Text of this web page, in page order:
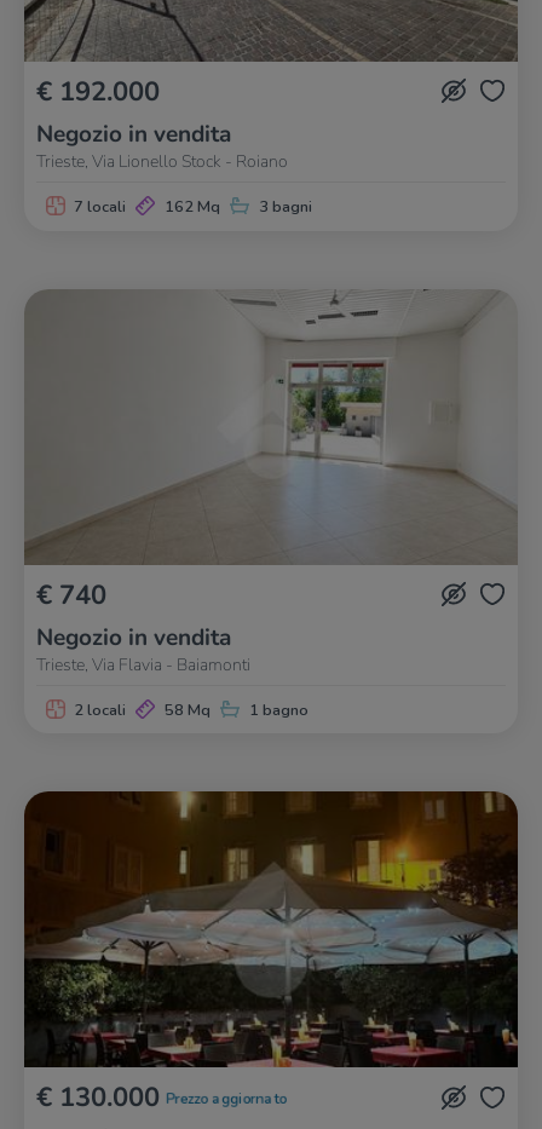
€ 192.000
Negozio in vendita
Trieste, Via Lionello Stock - Roiano
7 locali 162 Mq 3 bagni
€ 740
Negozio in vendita
Trieste, Via Flavia - Baiamonti
2 locali 58 Mq 1 bagno
€ 130.000 Prezzo aggiornato